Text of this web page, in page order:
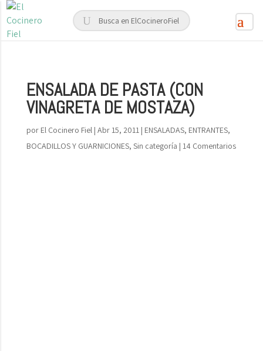
ENSALADA DE PASTA (CON
VINAGRETA DE MOSTAZA)
por El Cocinero Fiel| Abr 15, 2011| ENSALADAS, ENTRANTES,
BOCADILLOS Y GUARNICIONES, Sin categoría | 14 Comentarios